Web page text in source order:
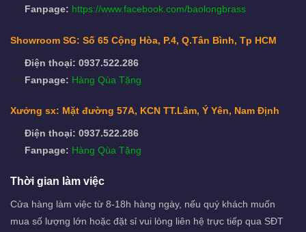
Fanpage: https://www.facebook.com/baolongbrass
Showroom SG: Số 65 Cộng Hòa, P.4, Q.Tân Bình, Tp HCM
Điện thoại: 0937.522.286
Fanpage: Hàng Qùa Tặng
Xưởng sx: Mặt đường 57A, KCN TT.Lâm, Ý Yên, Nam Định
Điện thoại: 0937.522.286
Fanpage: Hàng Qùa Tặng
Thời gian làm việc
Cửa hàng làm việc từ 8-18h hàng ngày, nếu quý khách muốn
mua số lượng lớn hoặc đặt sỉ vui lòng liên hệ trực tiếp qua SĐT